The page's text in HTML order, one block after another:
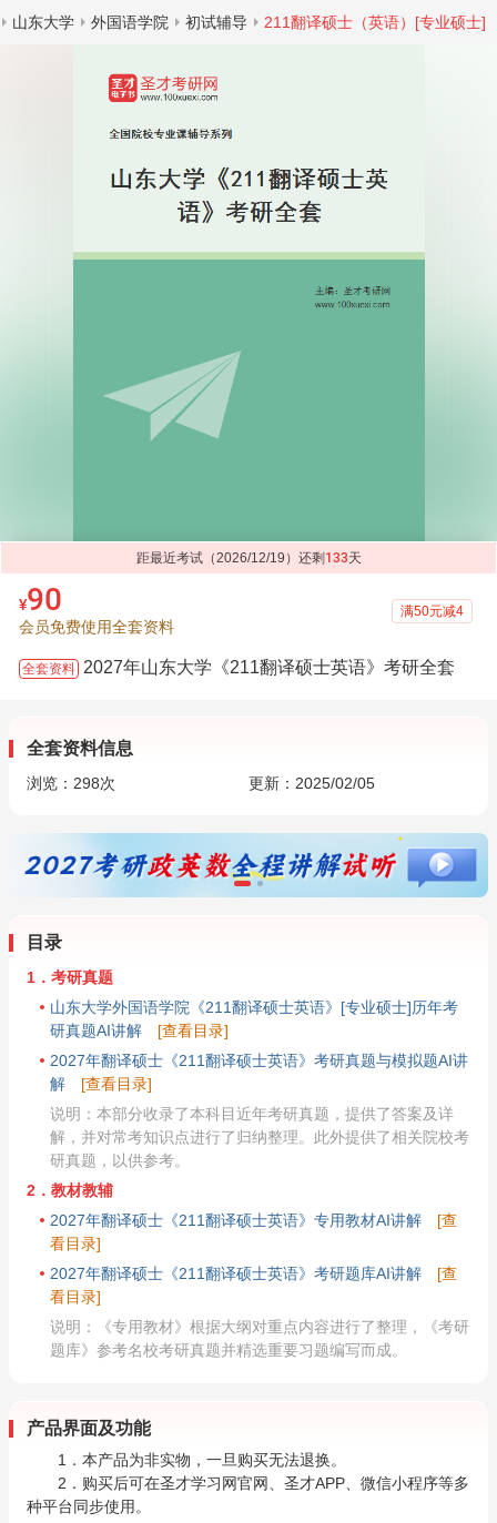
山东大学 外国语学院 初试辅导 211翻译硕士（英语）[专业硕士]
距最近考试（2026/12/19）还剩 133天
¥90
会员免费使用全套资料
满50元减4
全套资料 2027年山东大学《211翻译硕士英语》考研全套
全套资料信息
浏览： 298次 更新：2025/02/05
目录
1．考研真题
山东大学外国语学院《211翻译硕士英语》[专业硕士]历年考
研真题AI讲解
[查看目录]
2027年翻译硕士《211翻译硕士英语》考研真题与模拟题AI讲
解
[查看目录]
说明：本部分收录了本科目近年考研真题，提供了答案及详
解，并对常考知识点进行了归纳整理。此外提供了相关院校考
研真题，以供参考。
2．教材教辅
2027年翻译硕士《211翻译硕士英语》专用教材AI讲解
[查
看目录]
2027年翻译硕士《211翻译硕士英语》考研题库AI讲解
[查
看目录]
说明：《专用教材》根据大纲对重点内容进行了整理，《考研
题库》参考名校考研真题并精选重要习题编写而成。
产品界面及功能
1．本产品为非实物，一旦购买无法退换。
2．购买后可在圣才学习网官网、圣才APP、微信小程序等多
种平台同步使用。